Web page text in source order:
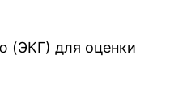
(ЭКГ) для оценки